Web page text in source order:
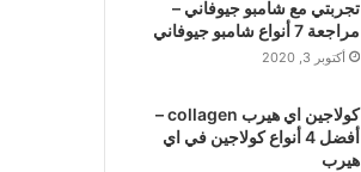
تجربتي مع شامبو جيوفاني –
مراجعة 7 أنواع شامبو جيوفاني
أكتوبر 3, 2020
كولاجين اي هيرب collagen –
أفضل 4 أنواع كولاجين في اي
هيرب